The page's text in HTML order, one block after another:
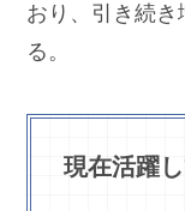
おり、引き続
る。
現在活躍